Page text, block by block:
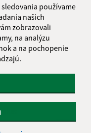
používame
našich
zobrazovali
na analýzu
a na pochopenie